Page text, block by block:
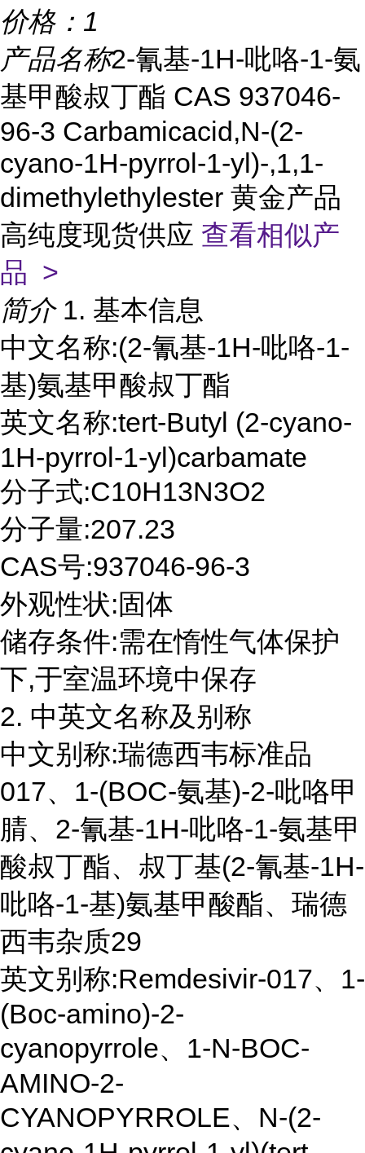
价格： 1
产品名称2-氰基-1H-吡咯-1-氨
基甲酸叔丁酯 CAS 937046-
96-3 Carbamicacid,N-(2-
cyano-1H-pyrrol-1-yl)-,1,1-
dimethylethylester 黄金产品
高纯度现货供应 查看相似产
品 >
简介 1. 基本信息
中文名称:(2-氰基-1H-吡咯-1-
基)氨基甲酸叔丁酯
英文名称:tert-Butyl (2-cyano-
1H-pyrrol-1-yl)carbamate
分子式:C10H13N3O2
分子量:207.23
CAS号:937046-96-3
外观性状:固体
储存条件:需在惰性气体保护
下,于室温环境中保存
2. 中英文名称及别称
中文别称:瑞德西韦标准品
017、1-(BOC-氨基)-2-吡咯甲
腈、2-氰基-1H-吡咯-1-氨基甲
酸叔丁酯、叔丁基(2-氰基-1H-
吡咯-1-基)氨基甲酸酯、瑞德
西韦杂质29
英文别称:Remdesivir-017、1-
(Boc-amino)-2-
cyanopyrrole、1-N-BOC-
AMINO-2-
CYANOPYRROLE、N-(2-